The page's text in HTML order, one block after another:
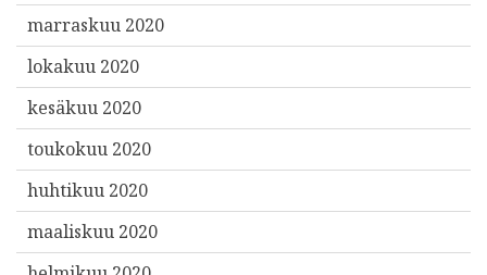
marraskuu 2020
lokakuu 2020
kesäkuu 2020
toukokuu 2020
huhtikuu 2020
maaliskuu 2020